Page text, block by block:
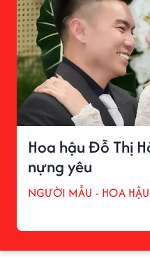
Hoa hậu Đỗ Thị
nựng yêu
NGƯỜI MẪU - HOA HẬU